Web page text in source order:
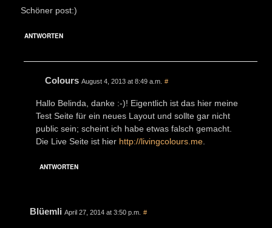
Schöner post:)
ANTWORTEN
Colours August 4, 2013 at 8:49 a.m. #
Hallo Belinda, danke :-)! Eigentlich ist das hier meine
Test Seite für ein neues Layout und sollte gar nicht
public sein; scheint ich habe etwas falsch gemacht.
Die Live Seite ist hier http://livingcolours.me
ANTWORTEN
Blüemli April 27, 2014 at 3:50 p.m. #